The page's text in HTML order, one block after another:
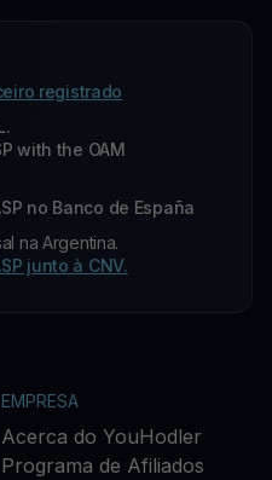
registrado
with the OAM
no Banco de España
na Argentina.
junto à CNV.
EMPRESA
Acerca do YouHodler
Programa de Afiliados